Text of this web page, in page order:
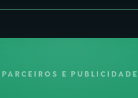
PARCEIROS E PUBLICIDADE